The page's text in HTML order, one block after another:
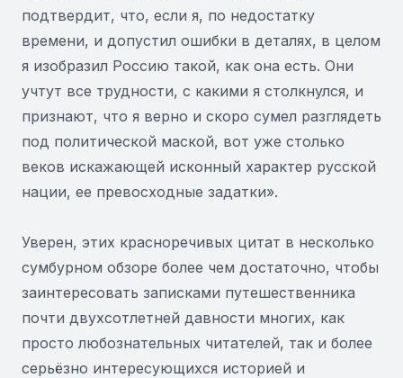
подтвердит, что, если я, по недостатку
времени, и допустил ошибки в деталях, в целом
я изобразил Россию такой, как она есть. Они
учтут все трудности, с какими я столкнулся, и
признают, что я верно и скоро сумел разглядеть
под политической маской, вот уже столько
веков искажающей исконный характер русской
нации, ее превосходные задатки».
Уверен, этих красноречивых цитат в несколько
сумбурном обзоре более чем достаточно, чтобы
заинтересовать записками путешественника
почти двухсотлетней давности многих, как
просто любознательных читателей, так и более
серьёзно интересующихся историей и